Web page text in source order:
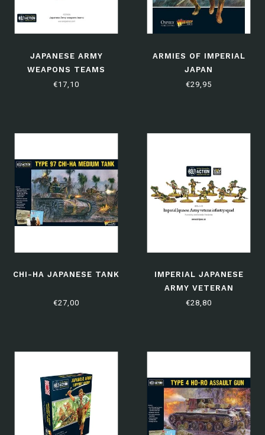
JAPANESE ARMY
WEAPONS TEAMS
€17,10
ARMIES OF IMPERIAL
JAPAN
€29,95
CHI-HA JAPANESE TANK
€27,00
IMPERIAL JAPANESE
ARMY VETERAN
INFANTRY SQUAD
€28,80